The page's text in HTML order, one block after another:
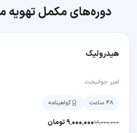
دوره‌های مکملتهویه
هیدرولیک
امیر جوانبخت
۴۸ ساعت گواهینامه
۱۸٬۰۰۰٬۰۰۰۹٬۰۰۰٬۰۰۰تومان